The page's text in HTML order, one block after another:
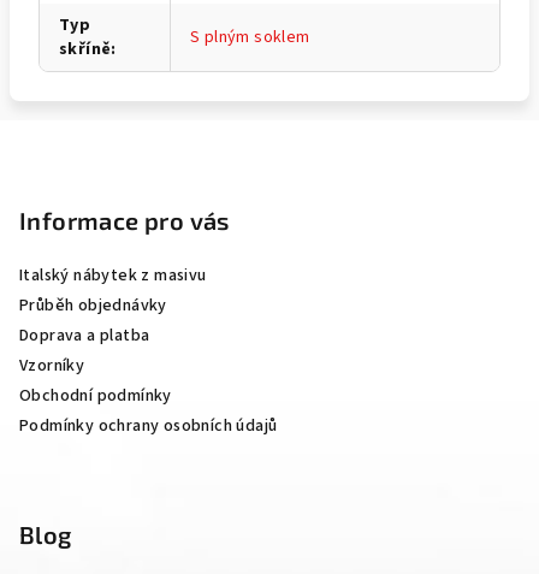
Typ
skříně: S plným soklem
Informace pro vás
Italský nábytek z masivu
Průběh objednávky
Doprava a platba
Vzorníky
Obchodní podmínky
Podmínky ochrany osobních údajů
Blog